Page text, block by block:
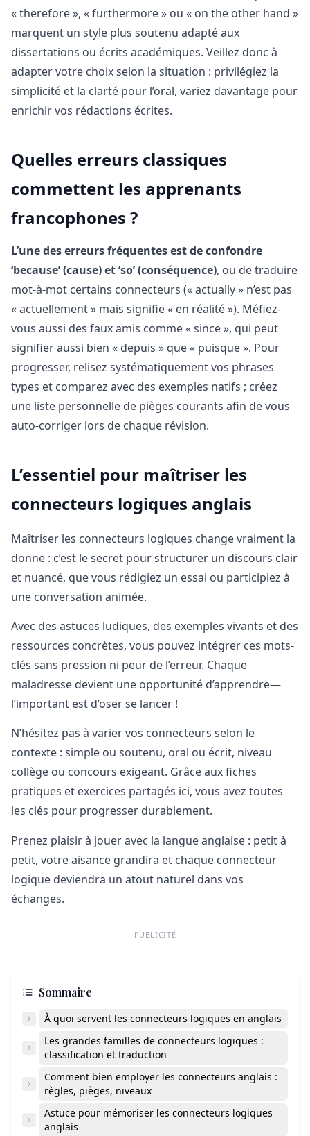
« therefore », « furthermore » ou « on the other hand »
marquent un style plus soutenu adapté aux
dissertations ou écrits académiques. Veillez donc à
adapter votre choix selon la situation : privilégiez la
simplicité et la clarté pour l’oral, variez davantage pour
enrichir vos rédactions écrites.
Quelles erreurs classiques
commettent les apprenants
francophones ?
L’une des erreurs fréquentes est de confondre
‘because’ (cause) et ‘so’ (conséquence), ou de traduire
mot-à-mot certains connecteurs (« actually » n’est pas
« actuellement » mais signifie « en réalité »). Méfiez-
vous aussi des faux amis comme « since », qui peut
signifier aussi bien « depuis » que « puisque ». Pour
progresser, relisez systématiquement vos phrases
types et comparez avec des exemples natifs ; créez
une liste personnelle de pièges courants afin de vous
auto-corriger lors de chaque révision.
L’essentiel pour maîtriser les
connecteurs logiques anglais
Maîtriser les connecteurs logiques change vraiment la
donne : c’est le secret pour structurer un discours clair
et nuancé, que vous rédigiez un essai ou participiez à
une conversation animée.
Avec des astuces ludiques, des exemples vivants et des
ressources concrètes, vous pouvez intégrer ces mots-
clés sans pression ni peur de l’erreur. Chaque
maladresse devient une opportunité d’apprendre—
l’important est d’oser se lancer !
N’hésitez pas à varier vos connecteurs selon le
contexte : simple ou soutenu, oral ou écrit, niveau
collège ou concours exigeant. Grâce aux fiches
pratiques et exercices partagés ici, vous avez toutes
les clés pour progresser durablement.
Prenez plaisir à jouer avec la langue anglaise : petit à
petit, votre aisance grandira et chaque connecteur
logique deviendra un atout naturel dans vos
échanges.
PUBLICITÉ
Sommaire
À quoi servent les connecteurs logiques en anglais
Les grandes familles de connecteurs logiques :
classification et traduction
Comment bien employer les connecteurs anglais :
règles, pièges, niveaux
Astuce pour mémoriser les connecteurs logiques
anglais